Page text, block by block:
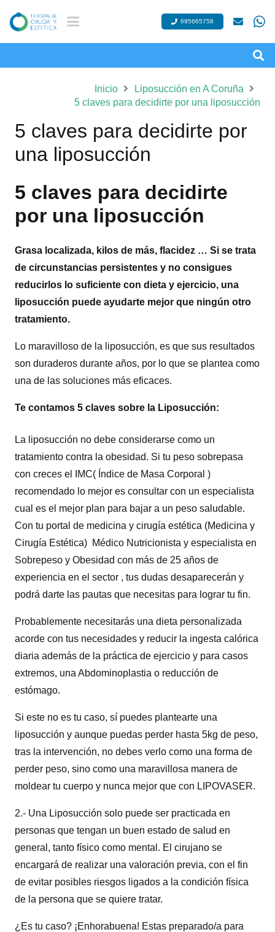
695665758
Inicio
Liposucción en A Coruña
5 claves para decidirte por una liposucción
5 claves para decidirte por
una liposucción
5 claves para decidirte
por una liposucción
Grasa localizada, kilos de más, flacidez … Si se trata
de circunstancias persistentes y no consigues
reducirlos lo suficiente con dieta y ejercicio, una
liposucción puede ayudarte mejor que ningún otro
tratamiento.
Lo maravilloso de la liposucción, es que sus resultados
son duraderos durante años, por lo que se plantea como
una de las soluciones más eficaces.
Te contamos 5 claves sobre la Liposucción:
La liposucción no debe considerarse como un
tratamiento contra la obesidad. Si tu peso sobrepasa
con creces el IMC( Índice de Masa Corporal )
recomendado lo mejor es consultar con un especialista
cual es el mejor plan para bajar a un peso saludable.
Con tu portal de medicina y cirugía estética (Medicina y
Cirugía Estética) Médico Nutricionista y especialista en
Sobrepeso y Obesidad con más de 25 años de
experiencia en el sector , tus dudas desaparecerán y
podrá darte las pautas que necesitas para lograr tu fin.
Probablemente necesitarás una dieta personalizada
acorde con tus necesidades y reducir la ingesta calórica
diaria además de la práctica de ejercicio y para casos
extremos, una Abdominoplastia o reducción de
estómago.
Si este no es tu caso, sí puedes plantearte una
liposucción y aunque puedas perder hasta 5kg de peso,
tras la intervención, no debes verlo como una forma de
perder peso, sino como una maravillosa manera de
moldear tu cuerpo y nunca mejor que con LIPOVASER.
2.- Una Liposucción solo puede ser practicada en
personas que tengan un buen estado de salud en
general, tanto físico como mental. El cirujano se
encargará de realizar una valoración previa, con el fin
de evitar posibles riesgos ligados a la condición física
de la persona que se quiere tratar.
¿Es tu caso? ¡Enhorabuena! Estas preparado/a para